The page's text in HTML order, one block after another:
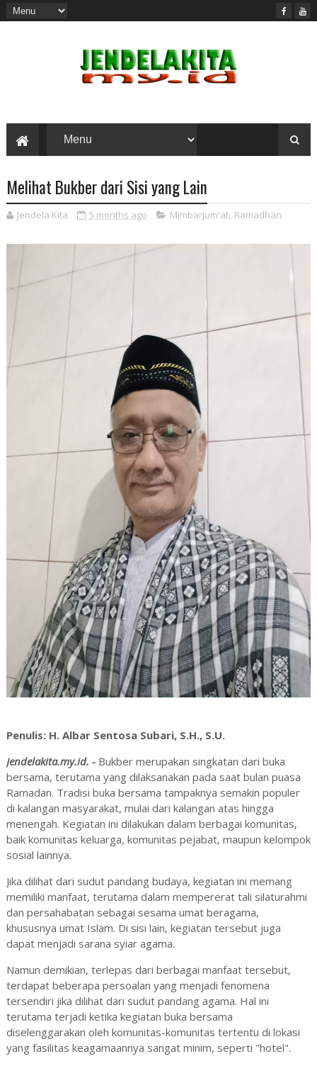
Melihat Bukber dari Sisi yang Lain
Jendela Kita 5 months ago MimbarJum'at, Ramadhan
Penulis: H. Albar Sentosa Subari, S.H., S.U.
Jendelakita.my.id. - Bukber merupakan singkatan dari buka
bersama, terutama yang dilaksanakan pada saat bulan puasa
Ramadan. Tradisi buka bersama tampaknya semakin populer
di kalangan masyarakat, mulai dari kalangan atas hingga
menengah. Kegiatan ini dilakukan dalam berbagai komunitas,
baik komunitas keluarga, komunitas pejabat, maupun kelompok
sosial lainnya.
Jika dilihat dari sudut pandang budaya, kegiatan ini memang
memiliki manfaat, terutama dalam mempererat tali silaturahmi
dan persahabatan sebagai sesama umat beragama,
khususnya umat Islam. Di sisi lain, kegiatan tersebut juga
dapat menjadi sarana syiar agama.
Namun demikian, terlepas dari berbagai manfaat tersebut,
terdapat beberapa persoalan yang menjadi fenomena
tersendiri jika dilihat dari sudut pandang agama. Hal ini
terutama terjadi ketika kegiatan buka bersama
diselenggarakan oleh komunitas-komunitas tertentu di lokasi
yang fasilitas keagamaannya sangat minim, seperti "hotel".